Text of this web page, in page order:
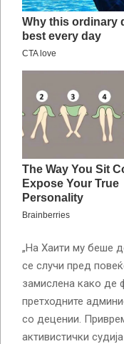
„На Хаити му беше
се случи пред
замислена како де
претходните
со децении.
активистички